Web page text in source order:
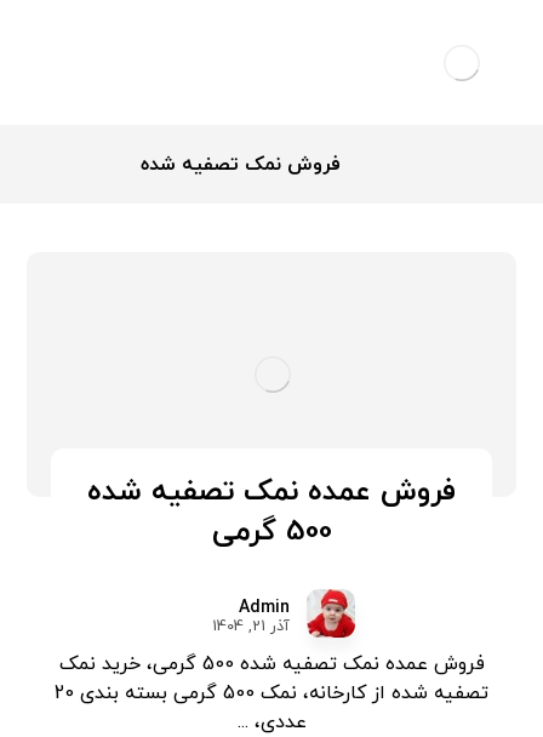
فروش نمک تصفیه شده
فروش عمده نمک تصفیه شده
500 گرمی
Admin
آذر 21, 1404
فروش عمده نمک تصفیه شده 500 گرمی، خرید نمک
تصفیه شده از کارخانه، نمک 500 گرمی بسته بندی 20
عددی، ...